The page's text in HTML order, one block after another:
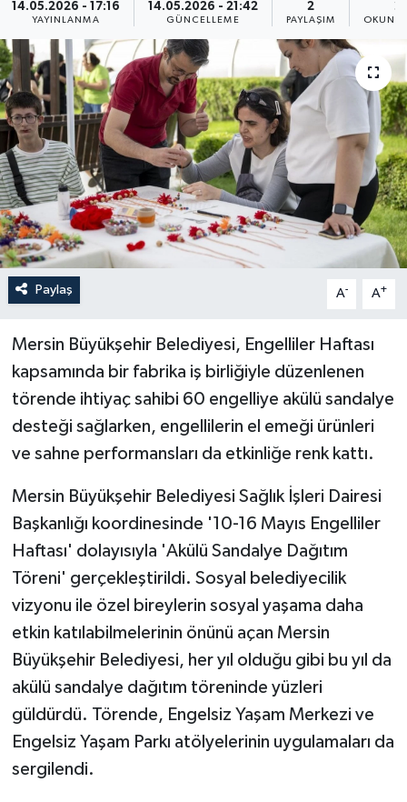
14.05.2026 - 17:16
YAYINLANMA
14.05.2026 - 21:42
GÜNCELLEME
2
PAYLAŞIM
2
Paylaş A- A+
Mersin Büyükşehir Belediyesi, Engelliler Haftası
kapsamında bir fabrika iş birliğiyle düzenlenen
törende ihtiyaç sahibi 60 engelliye akülü sandalye
desteği sağlarken, engellilerin el emeği ürünleri
ve sahne performansları da etkinliğe renk kattı.
Mersin Büyükşehir Belediyesi Sağlık İşleri Dairesi
Başkanlığı koordinesinde '10-16 Mayıs Engelliler
Haftası' dolayısıyla 'Akülü Sandalye Dağıtım
Töreni' gerçekleştirildi. Sosyal belediyecilik
vizyonu ile özel bireylerin sosyal yaşama daha
etkin katılabilmelerinin önünü açan Mersin
Büyükşehir Belediyesi, her yıl olduğu gibi bu yıl da
akülü sandalye dağıtım töreninde yüzleri
güldürdü. Törende, Engelsiz Yaşam Merkezi ve
Engelsiz Yaşam Parkı atölyelerinin uygulamaları da
sergilendi.
Spor
Yaşam